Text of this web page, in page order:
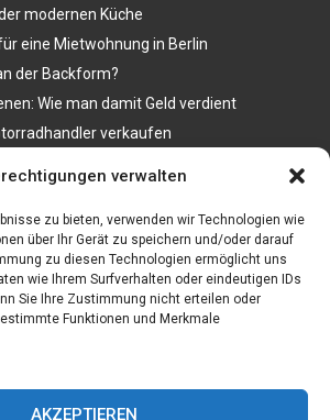
verwalten
zu bieten, verwenden wir Technologien wie
über Ihr Gerät zu speichern und/oder darauf
zu diesen Technologien ermöglicht uns
wie Ihrem Surfverhalten oder eindeutigen IDs
Sie Ihre Zustimmung nicht erteilen oder
Funktionen und Merkmale
AKZEPTIEREN
modernen Küche
eine Mietwohnung in Berlin
der Backform?
Wie man damit Geld verdient
verkaufen
vegane Schuhe zu den aktuellen Trends?